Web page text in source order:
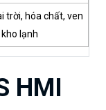
trời, hóa chất, ven
kho lạnh
HMI